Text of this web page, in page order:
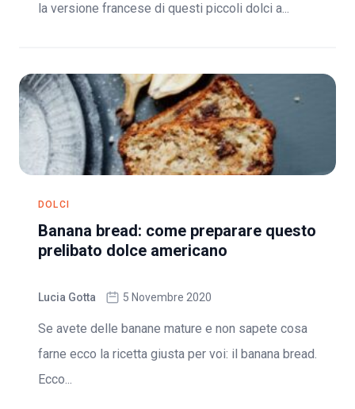
la versione francese di questi piccoli dolci a...
DOLCI
Banana bread: come preparare questo
prelibato dolce americano
Lucia Gotta 5 Novembre 2020
Se avete delle banane mature e non sapete cosa
farne ecco la ricetta giusta per voi: il banana bread.
Ecco...